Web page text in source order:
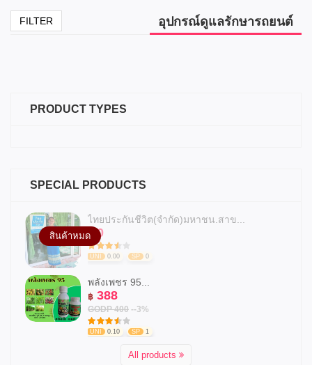
FILTER อุปกรณ์ดูแลรักษารถยนต์
PRODUCT TYPES
SPECIAL PRODUCTS
สินค้าหมด
ไทยประกันชีวิต(จำกัด)มหาชน.สาข...
฿ 0
UNI 0.00 SP 0
พลังเพชร 95...
฿ 388
GODP 400 --3%
UNI 0.10 SP 1
All products